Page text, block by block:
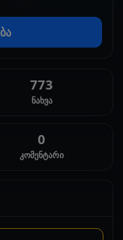
773
ნახვა
0
კომენტარი